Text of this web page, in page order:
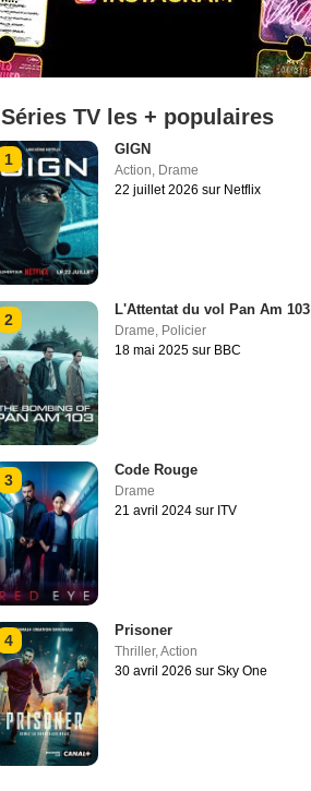
Séries TV les + populaires
1
GIGN
Action Drame
22 juillet 2026 sur Netflix
2
L'Attentat du vol Pan Am 103
Drame Policier
18 mai 2025 sur BBC
3
Code Rouge
Drame
21 avril 2024 sur ITV
4
Prisoner
Thriller, Action
30 avril 2026 sur Sky One